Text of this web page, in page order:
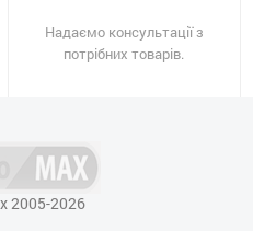
Надаємо консультації з
потрібних товарів.
2005-2026